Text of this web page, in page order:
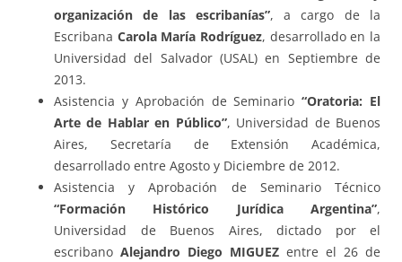
organización de las escribanías”, a cargo de la
Escribana Carola María Rodríguez, desarrollado en la
Universidad del Salvador (USAL) en Septiembre de
2013.
Asistencia y Aprobación de Seminario“Oratoria: El
Arte de Hablar en Público”, Universidad de Buenos
Aires, Secretaría de Extensión Académica,
desarrollado entre Agosto y Diciembre de 2012.
Asistencia y Aprobación de Seminario Técnico
“Formación Histórico Jurídica Argentina”,
Universidad de Buenos Aires, dictado por el
escribano Alejandro Diego MIGUEZ entre el 26 de